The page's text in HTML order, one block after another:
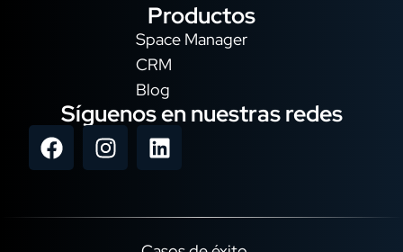
Productos
Space Manager
CRM
Blog
Síguenos en nuestras redes